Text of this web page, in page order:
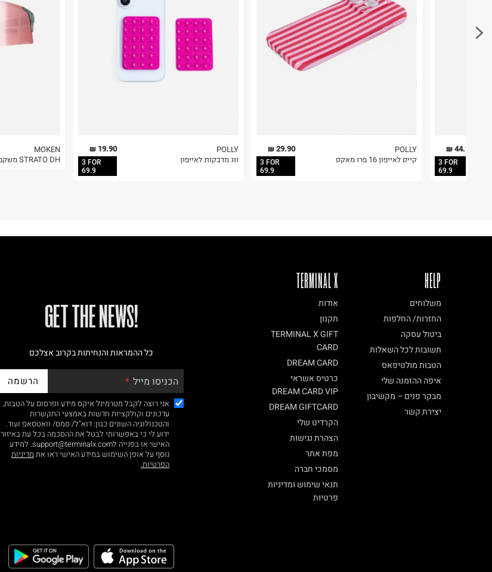
MOKEN
STRATO DH משקפי שמש
19.90 ₪
3 FOR
69.9
POLLY
זוג מדבקות לאייפון
29.90 ₪
3 FOR
69.9
POLLY
קייס לאייפון 16 פרו מאקס
44.90 ₪
3 FOR
69.9
!GET THE NEWS
כל ההמראות והנחיתות בקרוב אצלכם
הכניסו מייל הרשמה
אני רוצה לקבל מטרמינל איקס מידע ופרסום על הטבות,
עדכונים וקולקציות חדשות באמצעי התקשרות
והטכנולוגיה השונים כגון: דוא"ל/ סמס/ וואטסאפ ועוד.
ידוע לי כי באפשרותי לבטל את ההסכמה בכל עת באיזור
האישי או בפנייה לsupport@terminalx.com. למידע
נוסף על אופן השימוש במידע האישי ראו את מדיניות
הפרטיות.
TERMINAL X
אודות
תקנון
TERMINAL X GIFT
CARD
DREAM CARD
כרטיס אשראי
DREAM CARD VIP
DREAM GIFTCARD
הקרדיט שלי
הצהרת נגישות
מפת אתר
מסמכי חברה
תנאי שימוש ומדיניות
פרטיות
HELP
משלוחים
החזרות/ החלפות
ביטול עסקה
תשובות לכל השאלות
הטבות מולטיפאס
איפה ההזמנה שלי
מבקר פנים – מקשיבון
יצירת קשר